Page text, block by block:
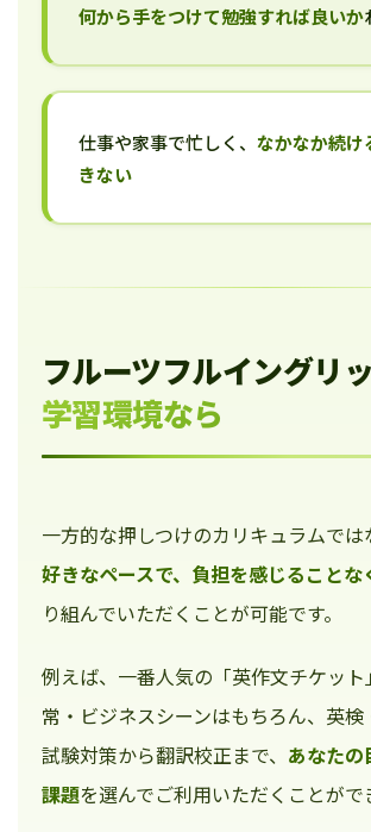
何から手をつけて勉強すれば良いか
仕事や家事で忙しく、 なかなか続け
きない
フルーツフルイングリ
学習環境なら
一方的な押しつけのカリキュラムでは
好きなペースで、負担を感じることな
り組んでいただくことが可能です。
例えば、一番人気の「英作文チケット
常・ビジネスシーンはもちろん、英検
試験対策から翻訳校正まで、 あなたの
課題を選んでご利用いただくことがで